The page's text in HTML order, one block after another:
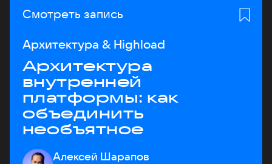
Смотреть запись
Архитектура & Highload
Архитектура
внутренней
платформы: как
объединить
необъятное
Алексей Шарапов